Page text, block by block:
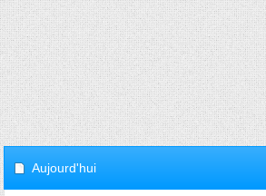
Aujourd'hui